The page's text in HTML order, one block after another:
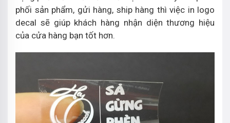
phối sản phẩm, gửi hàng, ship hàng thì việc in logo
decal sẽ giúp khách hàng nhận diện thương hiệu
của cửa hàng bạn tốt hơn.